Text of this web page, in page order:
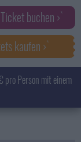
buchen ›
kaufen ›
pro Person mit einem